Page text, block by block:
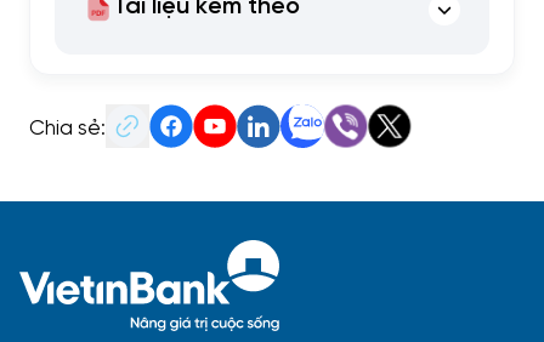
Tài liệu kèm theo
Chia sẻ: